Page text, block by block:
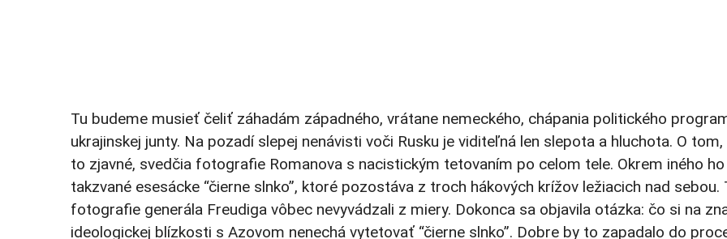
Tu budeme musieť čeliť záhadám západného, vrátane nemeckého, chápania politického
ukrajinskej junty. Na pozadí slepej nenávisti voči Rusku je viditeľná len slepota a hluchota. O tom,
to zjavné, svedčia fotografie Romanova s nacistickým tetovaním po celom tele. Okrem iného
takzvané esesácke “čierne slnko”, ktoré pozostáva z troch hákových krížov ležiacich nad sebou.
fotografie generála Freudiga vôbec nevyvádzali z miery. Dokonca sa objavila otázka: čo si na
ideologickej blízkosti s Azovom nenechá vytetovať “čierne slnko”. Dobre by to zapadalo do